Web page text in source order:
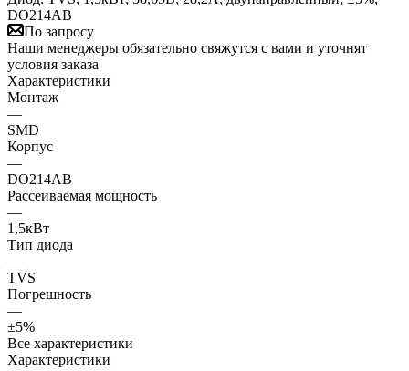
DO214AB
По запросу
Наши менеджеры обязательно свяжутся с вами и уточнят
условия заказа
Характеристики
Монтаж
—
SMD
Корпус
—
DO214AB
Рассеиваемая мощность
—
1,5кВт
Тип диода
—
TVS
Погрешность
—
±5%
Все характеристики
Характеристики